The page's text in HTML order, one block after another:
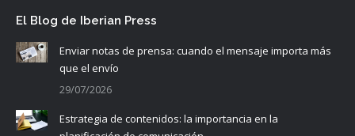
El Blog de Iberian Press
Enviar notas de prensa: cuando el mensaje importa más
que el envío
29/07/2026
Estrategia de contenidos: la importancia en la